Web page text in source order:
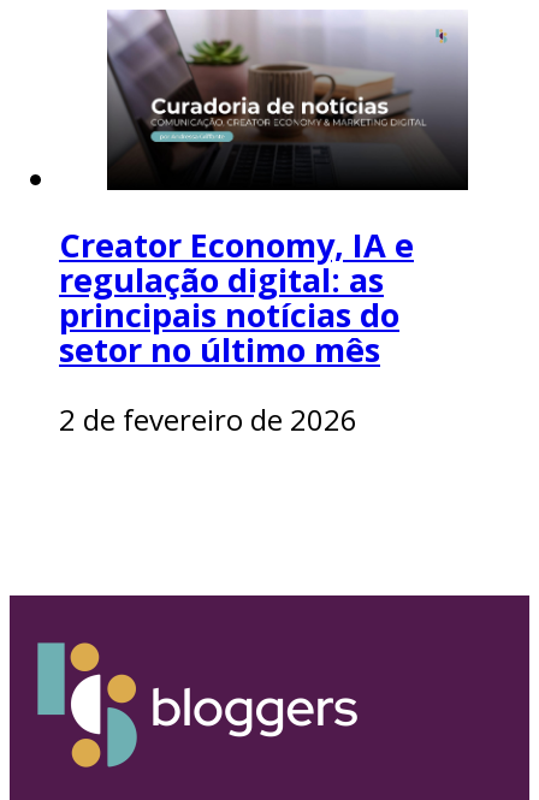
Creator Economy, IA e
regulação digital: as
principais notícias do
setor no último mês
2 de fevereiro de 2026